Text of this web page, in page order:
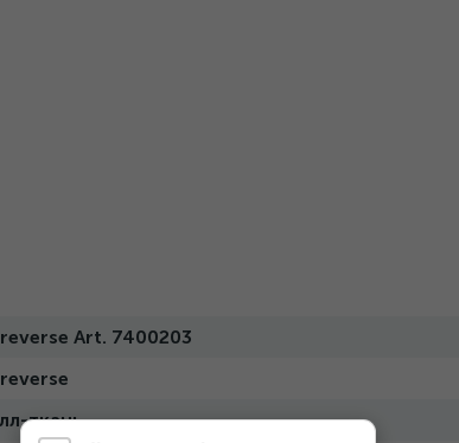
Art. 7400203
ткань